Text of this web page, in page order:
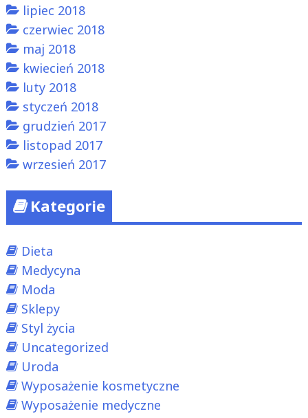
lipiec 2018
czerwiec 2018
maj 2018
kwiecień 2018
luty 2018
styczeń 2018
grudzień 2017
listopad 2017
wrzesień 2017
Kategorie
Dieta
Medycyna
Moda
Sklepy
Styl życia
Uncategorized
Uroda
Wyposażenie kosmetyczne
Wyposażenie medyczne